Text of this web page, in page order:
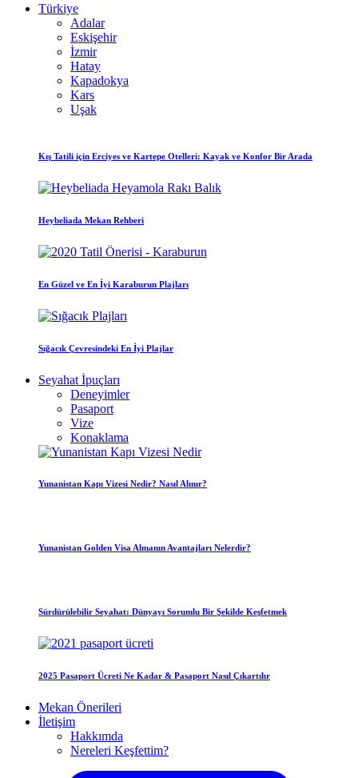
Türkiye
Adalar
Eskişehir
İzmir
Hatay
Kapadokya
Kars
Uşak
Kış Tatili için Erciyes ve Kartepe Otelleri: Kayak ve Konfor Bir Arada
Heybeliada Mekan Rehberi
En Güzel ve En İyi Karaburun Plajları
Sığacık Çevresindeki En İyi Plajlar
Seyahat İpuçları
Deneyimler
Pasaport
Vize
Konaklama
Yunanistan Kapı Vizesi Nedir? Nasıl Alınır?
Yunanistan Golden Visa Almanın Avantajları Nelerdir?
Sürdürülebilir Seyahat: Dünyayı Sorumlu Bir Şekilde Keşfetmek
2025 Pasaport Ücreti Ne Kadar & Pasaport Nasıl Çıkartılır
Mekan Önerileri
İletişim
Hakkımda
Nereleri Keşfettim?